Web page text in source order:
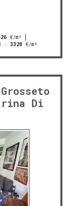
€/m²
: 3328 €/m²
Di